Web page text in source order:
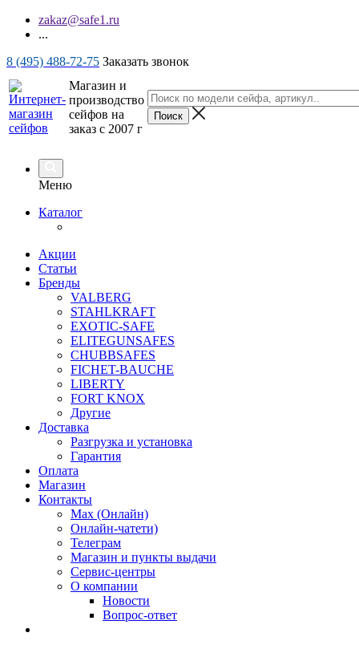
zakaz@safe1.ru
...
8 (495) 488-72-75 Заказать звонок
Магазин и
производство
сейфов на
заказ с 2007 г
Меню
Каталог
Акции
Статьи
Бренды
VALBERG
STAHLKRAFT
EXOTIC-SAFE
ELITEGUNSAFES
CHUBBSAFES
FICHET-BAUCHE
LIBERTY
FORT KNOX
Другие
Доставка
Разгрузка и установка
Гарантия
Оплата
Магазин
Контакты
Max (Онлайн)
Онлайн-чатети)
Телеграм
Магазин и пункты выдачи
Сервис-центры
О компании
Новости
Вопрос-ответ